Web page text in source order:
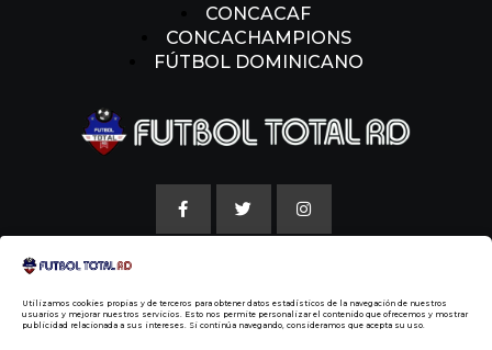
Utilizamos cookies propias y de terceros para obtener datos estadísticos de la navegación de nuestros
usuarios y mejorar nuestros servicios. Esto nos permite personalizar el contenido que ofrecemos y mostrar
publicidad relacionada a sus intereses. Si continúa navegando, consideramos que acepta su uso.
CONCACAF
CONCACHAMPIONS
FÚTBOL DOMINICANO
POLITICAS DE COOKIE